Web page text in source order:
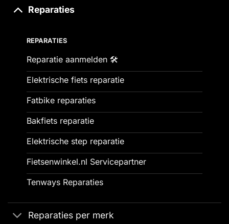
Reparaties
REPARATIES
Reparatie aanmelden 🛠️
Elektrische fiets reparatie
Fatbike reparaties
Bakfiets reparatie
Elektrische step reparatie
Fietsenwinkel.nl Servicepartner
Tenways Reparaties
Reparaties per merk